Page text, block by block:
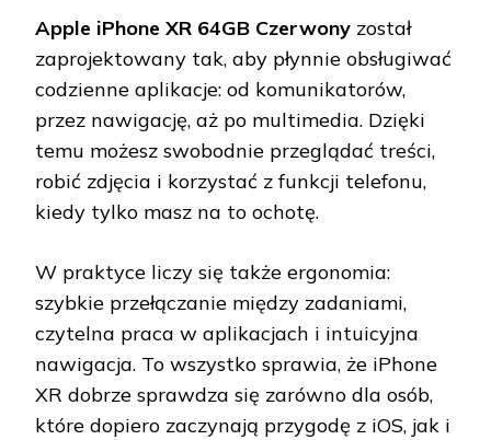
Apple iPhone XR 64GB Czerwony został
zaprojektowany tak, aby płynnie obsługiwać
codzienne aplikacje: od komunikatorów,
przez nawigację, aż po multimedia. Dzięki
temu możesz swobodnie przeglądać treści,
robić zdjęcia i korzystać z funkcji telefonu,
kiedy tylko masz na to ochotę.
W praktyce liczy się także ergonomia:
szybkie przełączanie między zadaniami,
czytelna praca w aplikacjach i intuicyjna
nawigacja. To wszystko sprawia, że iPhone
XR dobrze sprawdza się zarówno dla osób,
które dopiero zaczynają przygodę z iOS, jak i